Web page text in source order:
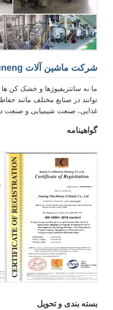
شرکت ماشین آلات Juneng (چین) Ltd در نانجینگ
ما به سانتریفیوژها و خشک کن
توانند در صنایع مختلف مانند
غذایی، صنعت شیمیایی و صنعت
گواهینامه
بسته بندی و تحویل